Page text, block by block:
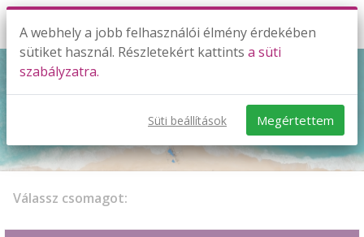
SZINTFELMÉRŐ
Válassz csomagot:
A webhely a jobb felhasználói élmény érdekében
sütiket használ. Részletekért kattints a süti
szabályzatra.
Süti beállítások Megértettem